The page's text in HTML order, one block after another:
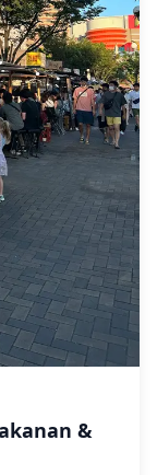
sesi.
LINE
・Jika
atau
yang
biaya
digital
ada
akan
momen
&